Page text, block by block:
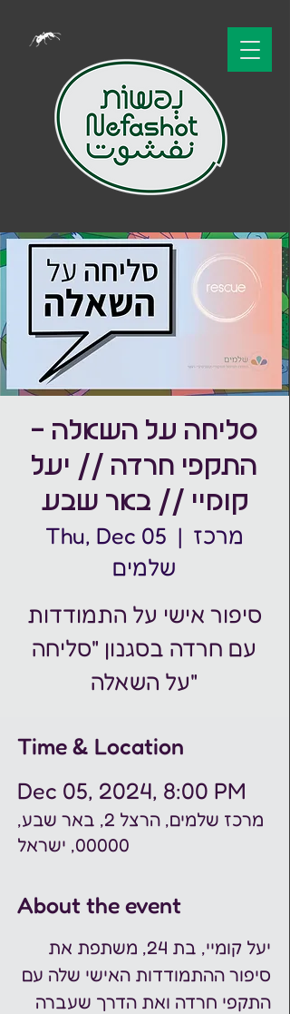
סליחה על השאלה -
התקפי חרדה // יעל
קומיי // באר שבע
Thu, Dec 05
  |
מרכז
שלמים
סיפור אישי על התמודדות
עם חרדה בסגנון "סליחה
על השאלה"
Time & Location
Dec 05, 2024, 8:00 PM
מרכז שלמים, הרצל 2, באר שבע,
00000, ישראל
About the event
יעל קומיי, בת 24, משתפת את
סיפור ההתמודדות האישי שלה עם
התקפי חרדה ואת הדרך שעברה